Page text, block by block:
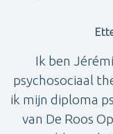
Ik ben
psychosociaal
ik mijn diploma
van De Roos